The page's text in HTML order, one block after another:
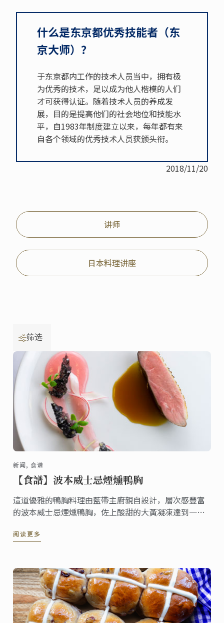
什么是东京都优秀技能者（东
京大师）？
于东京都内工作的技术人员当中，拥有极
为优秀的技术，足以成为他人楷模的人们
才可获得认证。随着技术人员的养成发
展，目的是提高他们的社会地位和技能水
平，自1983年制度建立以来，每年都有来
自各个领域的优秀技术人员获颁头衔。
2018/11/20
讲师
日本料理讲座
筛选
新闻, 食谱
【食譜】波本威士忌煙燻鴨胸
這道優雅的鴨胸料理由藍帶主廚親自設計，層次感豐富
的波本威士忌煙燻鴨胸，佐上酸甜的大黃凝凍達到一種
脆口感。
阅读更多